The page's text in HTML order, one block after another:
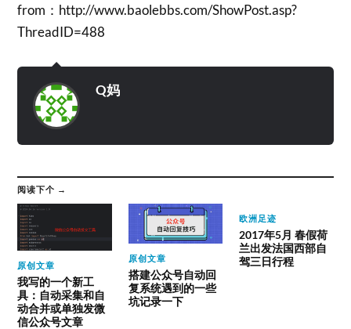
from：http://www.baolebbs.com/ShowPost.asp?
ThreadID=488
Q妈
阅读下个 →
原创文章
我写的一个新工
具：自动采集和自
动合并或单独发微
信公众号文章
原创文章
搭建公众号自动回
复系统遇到的一些
坑记录一下
欧洲足迹
2017年5月 春假荷
兰出发法国西部自
驾三日行程